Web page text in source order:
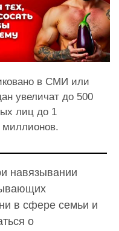
в СМИ или
увеличат до 500
лиц до 1
навязывании
в сфере семьи и
о